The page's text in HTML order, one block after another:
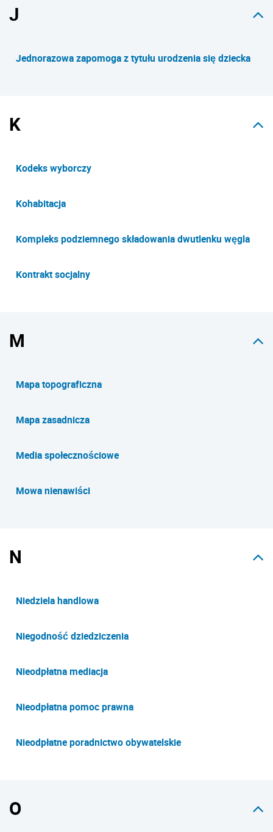
J
Jednorazowa zapomoga z tytułu urodzenia się dziecka
K
Kodeks wyborczy
Kohabitacja
Kompleks podziemnego składowania dwutlenku węgla
Kontrakt socjalny
M
Mapa topograficzna
Mapa zasadnicza
Media społecznościowe
Mowa nienawiści
N
Niedziela handlowa
Niegodność dziedziczenia
Nieodpłatna mediacja
Nieodpłatna pomoc prawna
Nieodpłatne poradnictwo obywatelskie
O